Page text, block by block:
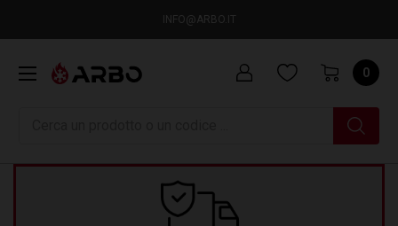
INFO@ARBO.IT
0